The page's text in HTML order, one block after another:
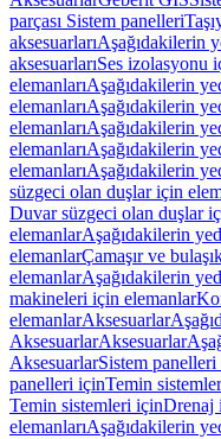
parçası Sistem panelleri
aksesuarlarıAşağıdakilerin
aksesuarlarıSes izolasyonu
elemanlarıAşağıdakilerin
elemanlarıAşağıdakilerin
elemanlarıAşağıdakilerin
elemanlarıAşağıdakilerin
elemanlarıAşağıdakilerin
süzgeci olan duşlar için
Duvar süzgeci olan duşlar
elemanlarAşağıdakilerin
elemanlarÇamaşır ve
elemanlarAşağıdakilerin
makineleri için elemanlar
elemanlarAksesuarlar
AksesuarlarAksesuarlar
AksesuarlarSistem panelleri
panelleri içinTemin
Temin sistemleri içinDrenaj
elemanlarıAşağıdakilerin